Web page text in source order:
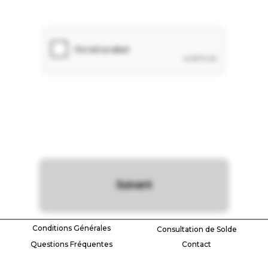
Suivant
Conditions Générales
Consultation de Solde
Questions Fréquentes
Contact